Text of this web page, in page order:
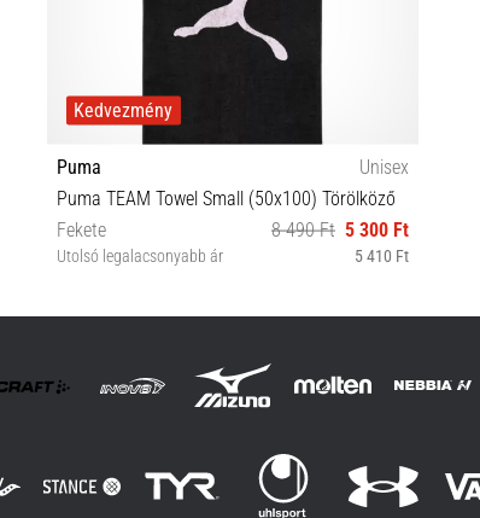
Kedvezmény
Puma
Unisex
Puma TEAM Towel Small (50x100) Törölköző
Fekete
8 490 Ft 5 300 Ft
Utolsó legalacsonyabb ár 5 410 Ft
OSFA